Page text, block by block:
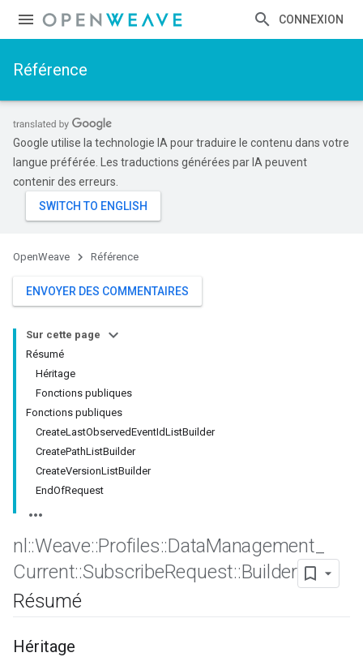
CONNEXION
Référence
Google utilise la technologie IA pour traduire le contenu dans votre
langue préférée. Les traductions générées par IA peuvent
contenir des erreurs.
OpenWeave Référence
ENVOYER DES COMMENTAIRES
Sur cette page
Résumé
Héritage
Fonctions publiques
Fonctions publiques
CreateLastObservedEventIdListBuilder
CreatePathListBuilder
CreateVersionListBuilder
EndOfRequest
nl ::Weave::Profiles::DataManagement
Current::SubscribeRequest::Builder
Résumé
Héritage